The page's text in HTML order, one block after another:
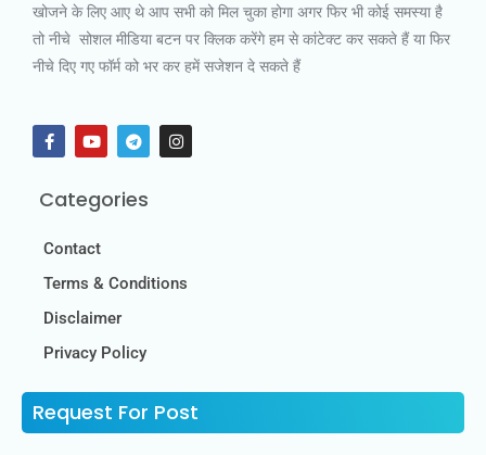
खोजने के लिए आए थे आप सभी को मिल चुका होगा अगर फिर भी कोई समस्या है
तो नीचे सोशल मीडिया बटन पर क्लिक करेंगे हम से कांटेक्ट कर सकते हैं या फिर
नीचे दिए गए फॉर्म को भर कर हमें सजेशन दे सकते हैं
Categories
Contact
Terms & Conditions
Disclaimer
Privacy Policy
Request For Post